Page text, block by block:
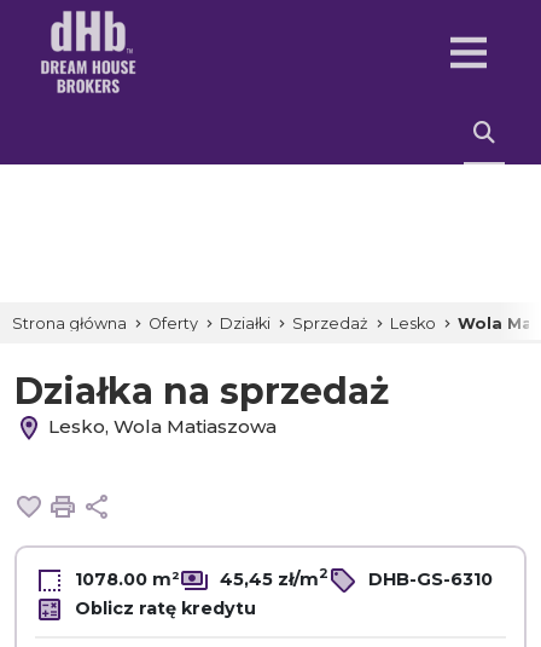
Strona główna Oferty Działki Sprzedaż Lesko Wola
Działka na sprzedaż
Lesko, Wola Matiaszowa
Dodaj do ulubionych
Drukuj
1078.00 m² 45,45 zł/m2
DHB-GS-6310
Oblicz ratę kredytu